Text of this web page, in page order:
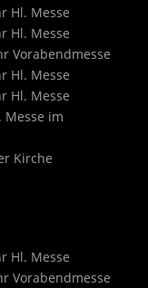
Hl. Messe
Hl. Messe
Vorabendmesse
Hl. Messe
Hl. Messe
Messe im
Kirche
Hl. Messe
Vorabendmesse